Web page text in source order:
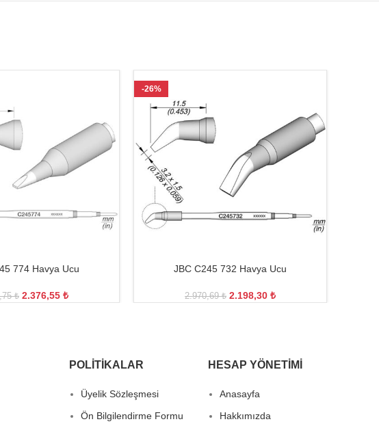
774 Havya Ucu
₺ 2.376,55 ₺
-26%
JBC C245 732 Havya Ucu
2.970,69₺ 2.198,30 ₺
POLITIKALAR
Üyelik Sözleşmesi
Ön Bilgilendirme Formu
HESAP YÖNETIMI
Anasayfa
Hakkımızda